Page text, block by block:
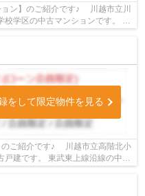
ン】のご紹介です♪ 川越市立川
校学区の中古マンションです。 東
をして限定物件を見る
ご紹介です♪ 川越市立高階北小
建です。 東武東上線沿線の中古